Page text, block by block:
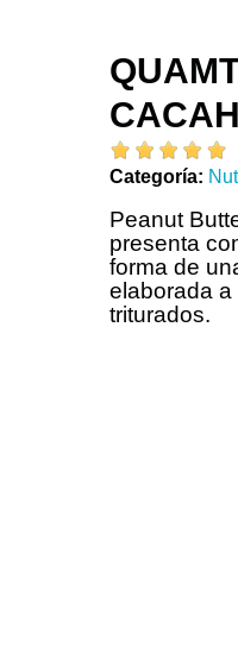
Categoría
Peanut
presenta
forma de
elaborada
triturados.